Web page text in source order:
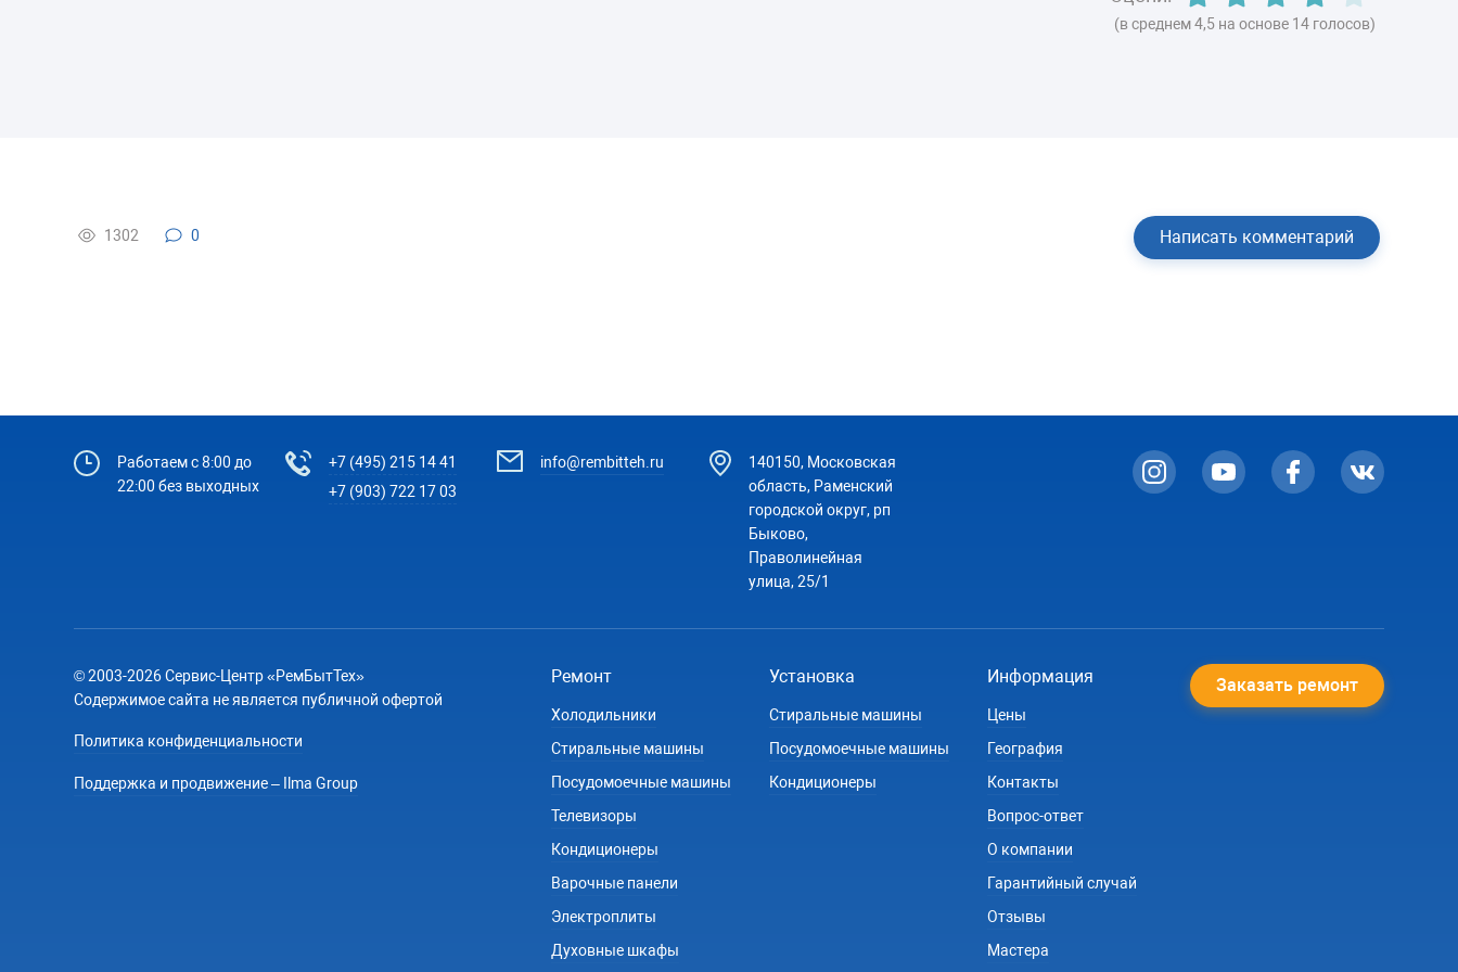
не смогли, в инструкции нет по этому
(в среднем 4,5 на основе 14 голосов)
1302 0 Написать комментарий
Работаем с 8:00 до
22:00 без выходных
+7 (495) 215 14 41
+7 (903) 722 17 03
info@rembitteh.ru
140150, Московская
область, Раменский
городской округ, рп
Быково,
Праволинейная
улица, 25/1
© 2003-2026 Сервис-Центр «РемБытТех»
Содержимое сайта не является публичной офертой
Политика конфиденциальности
Поддержка и продвижение – Ilma Group
Ремонт
Холодильники
Стиральные машины
Посудомоечные машины
Телевизоры
Кондиционеры
Варочные панели
Электроплиты
Духовные шкафы
Установка
Стиральные машины
Посудомоечные машины
Кондиционеры
Информация
Цены
География
Контакты
Вопрос-ответ
О компании
Гарантийный случай
Отзывы
Мастера
Заказать ремонт